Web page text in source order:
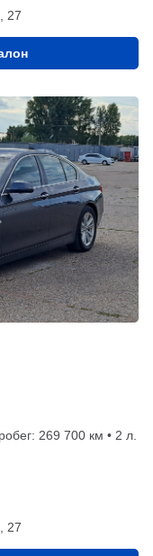
27
269 700 км • 2 л.
27